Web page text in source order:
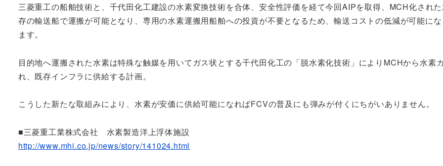
三菱重工の船舶技術と、千代田化工建設の水素変換技術を合体、安全性評価を経て今回AIPを取得、 MCH化され
存の輸送船で運搬が可能となり、専用の水素運搬用船舶への投資が不要となるため、輸送コストの低減が可能に
ます。
目的地へ運搬された水素は特殊な触媒を用いてガス状とする千代田化工の「脱水素化技術」によりMCHから水素
れ、既存インフラに供給する計画。
こうした新たな取組みにより、水素が安価に供給可能になればFCVの普及にも弾みが付くにちがいありません。
■三菱重工業株式会社 水素製造洋上浮体施設
http://www.mhi.co.jp/news/story/141024.html